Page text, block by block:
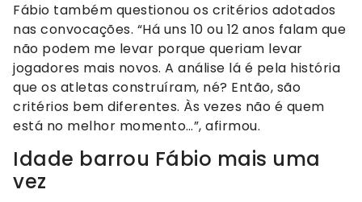
Fábio também questionou os critérios adotados
nas convocações. “Há uns 10 ou 12 anos falam que
não podem me levar porque queriam levar
jogadores mais novos. A análise lá é pela história
que os atletas construíram, né? Então, são
critérios bem diferentes. Às vezes não é quem
está no melhor momento…”, afirmou.
Idade barrou Fábio mais uma
vez